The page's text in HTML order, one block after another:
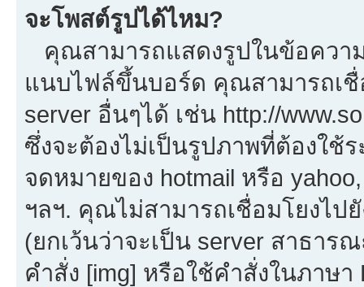
จะโพสต์รูปได้ไหม?
คุณสามารถแสดงรูปในข้อควา
แนบไฟล์ขึ้นบอร์ด คุณสามารถเชื่
server อื่นๆได้ เช่น http://
ซึ่งจะต้องไม่เป็นรูปภาพที่ต้องใช้
จดหมายของ hotmail หรือ
ฯลฯ. คุณไม่สามารถเชื่อมโยงไป
(ยกเว้นว่าจะเป็น server สาธาร
คำสั่ง [img] หรือใช้คำสั่งในภาษ